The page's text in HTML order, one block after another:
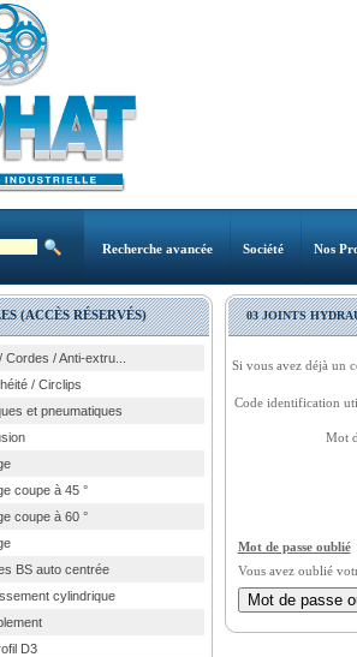
Recherche avancée Société Nos
(ACCÈS RÉSERVÉS)
/ Anti-extru...
/ Circlips
et pneumatiques
coupe à 45 °
coupe à 60 °
BS auto centrée
cylindrique
D3
03 JOINTS
Si vous avez déjà un
Code identification
Mot
Mot de passe oublié
Vous avez oublié